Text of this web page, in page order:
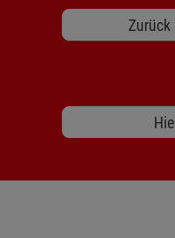
Zurück